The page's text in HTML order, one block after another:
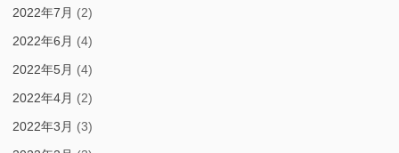
2022年7月 (2)
2022年6月 (4)
2022年5月 (4)
2022年4月 (2)
2022年3月 (3)